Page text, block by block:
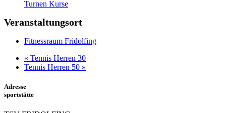
Turnen Kurse
Veranstaltungsort
Fitnessraum Fridolfing
« Tennis Herren 30
Tennis Herren 50 »
Adresse
sportstätte